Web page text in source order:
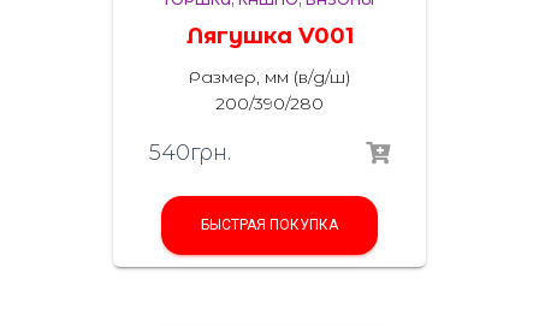
Лягушка V001
Размер, мм (в/д/ш)
200/390/280
540грн.
БЫСТРАЯ ПОКУПКА